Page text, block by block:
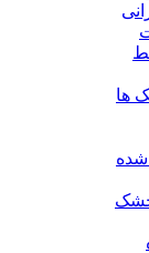
ها
شده
خشک